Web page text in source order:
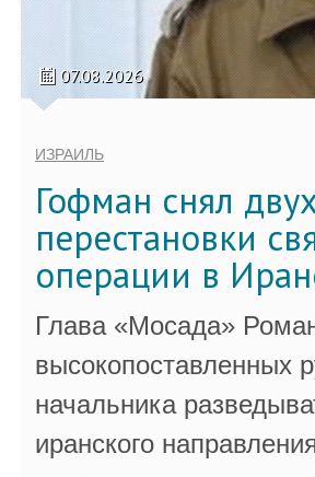
07.08.2026
ИЗРАИЛЬ
Гофман снял
перестановки
операции в
Глава «Мосада»
высокопоставленных
начальника
иранского